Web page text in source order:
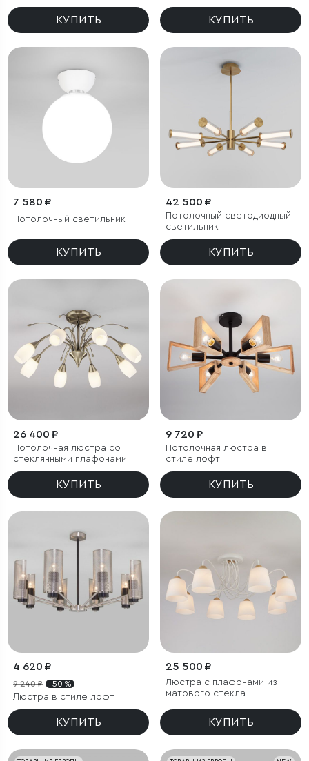
КУПИТЬ
Luminari 90247/3
КУПИТЬ
7 580 ₽
Потолочный светильник
КУПИТЬ
42 500 ₽
Потолочный светодиодный
светильник
КУПИТЬ
26 400 ₽
Потолочная люстра со
стеклянными плафонами
КУПИТЬ
9 720 ₽
Потолочная люстра в
стиле лофт
КУПИТЬ
4 620 ₽
9 240 ₽ - 50 %
Люстра в стиле лофт
КУПИТЬ
25 500 ₽
Люстра с плафонами из
матового стекла
КУПИТЬ